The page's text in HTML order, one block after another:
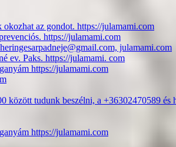
okozhat az gondot. https://julamami.com
https://julamami.com
julamami.com
ev. Paks. https://julamami. com
https://julamami.com
között tudunk beszélni, a +36302470589 és
https://julamami.com